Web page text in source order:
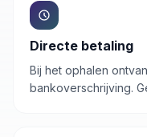
Directe betaling
Bij het ophalen
bankoverschrijving.